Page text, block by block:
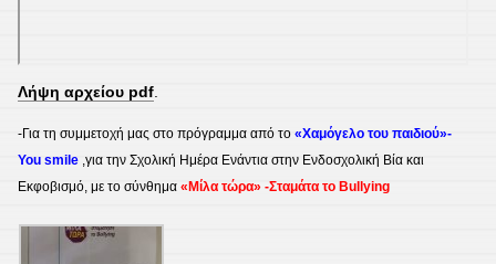
Λήψη αρχείου pdf
-Για τη συμμετοχή μας στο πρόγραμμα από το «Χαμόγελο του παιδιού»-
You smile ,για την Σχολική Ημέρα Ενάντια στην Ενδοσχολική Βία και
Εκφοβισμό, με το σύνθημα «Μίλα τώρα» -Σταμάτα το Bullying